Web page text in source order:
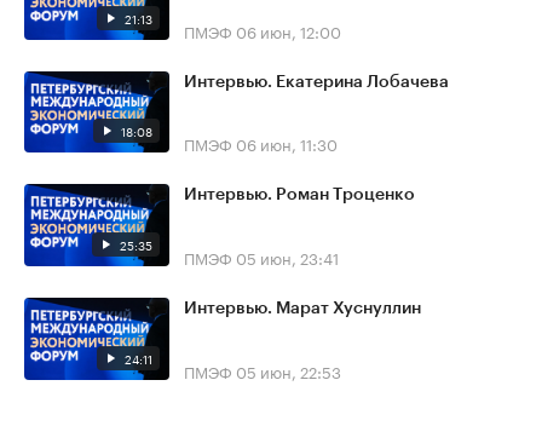
21:13 ПМЭФ 06 июн, 12:00
18:08
Интервью. Екатерина Лобачева
ПМЭФ 06 июн, 11:30
25:35
Интервью. Роман Троценко
ПМЭФ 05 июн, 23:41
24:11
Интервью. Марат Хуснуллин
ПМЭФ 05 июн, 22:53